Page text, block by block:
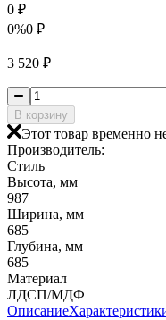
0 ₽
0%0 ₽
3 520 ₽
В корзину
Этот товар временно
Производитель:
Стиль
Высота, мм
987
Ширина, мм
685
Глубина, мм
685
Материал
ЛДСП/МДФ
Описание